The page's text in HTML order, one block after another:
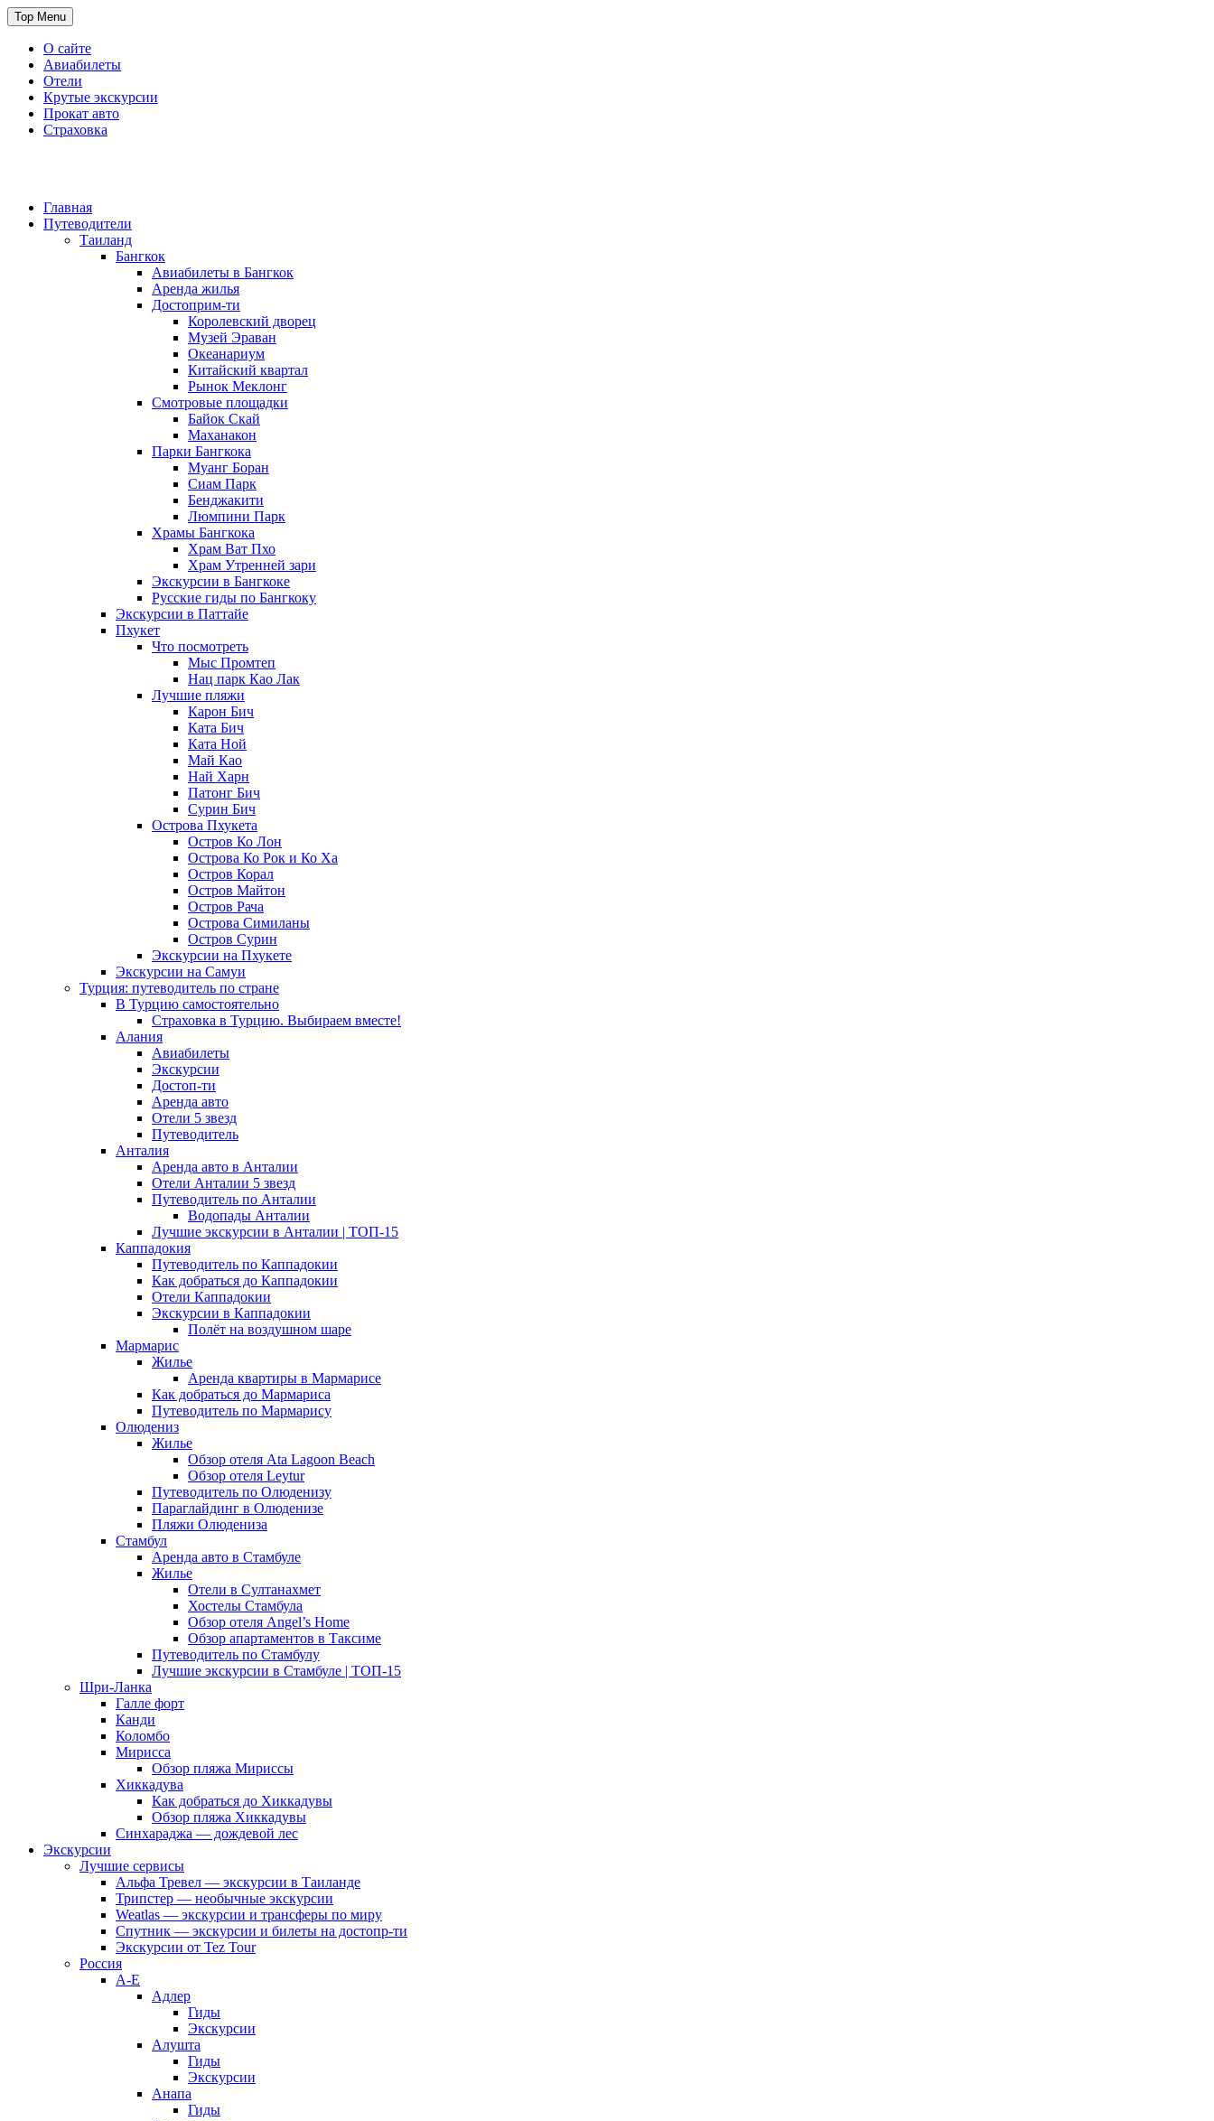
Skip
to
content
Top Menu
О сайте
Авиабилеты
Отели
Крутые экскурсии
Прокат авто
Страховка
Главная
Путеводители
Таиланд
Бангкок
Авиабилеты в Бангкок
Аренда жилья
Достоприм-ти
Королевский дворец
Музей Эраван
Океанариум
Китайский квартал
Рынок Меклонг
Смотровые площадки
Байок Скай
Маханакон
Парки Бангкока
Муанг Боран
Сиам Парк
Бенджакити
Люмпини Парк
Храмы Бангкока
Храм Ват Пхо
Храм Утренней зари
Экскурсии в Бангкоке
Русские гиды по Бангкоку
Экскурсии в Паттайе
Пхукет
Что посмотреть
Мыс Промтеп
Нац парк Као Лак
Лучшие пляжи
Карон Бич
Ката Бич
Ката Ной
Май Као
Най Харн
Патонг Бич
Сурин Бич
Острова Пхукета
Остров Ко Лон
Острова Ко Рок и Ко Ха
Остров Корал
Остров Майтон
Остров Рача
Острова Симиланы
Остров Сурин
Экскурсии на Пхукете
Экскурсии на Самуи
Турция: путеводитель по стране
В Турцию самостоятельно
Страховка в Турцию. Выбираем вместе!
Алания
Авиабилеты
Экскурсии
Достоп-ти
Аренда авто
Отели 5 звезд
Путеводитель
Анталия
Аренда авто в Анталии
Отели Анталии 5 звезд
Путеводитель по Анталии
Водопады Анталии
Лучшие экскурсии в Анталии | ТОП-15
Каппадокия
Путеводитель по Каппадокии
Как добраться до Каппадокии
Отели Каппадокии
Экскурсии в Каппадокии
Полёт на воздушном шаре
Мармарис
Жилье
Аренда квартиры в Мармарисе
Как добраться до Мармариса
Путеводитель по Мармарису
Олюдениз
Жилье
Обзор отеля Ata Lagoon Beach
Обзор отеля Leytur
Путеводитель по Олюденизу
Параглайдинг в Олюденизе
Пляжи Олюдениза
Стамбул
Аренда авто в Стамбуле
Жилье
Отели в Султанахмет
Хостелы Стамбула
Обзор отеля Angel’s Home
Обзор апартаментов в Таксиме
Путеводитель по Стамбулу
Лучшие экскурсии в Стамбуле | ТОП-15
Шри-Ланка
Галле форт
Канди
Коломбо
Мирисса
Обзор пляжа Мириссы
Хиккадува
Как добраться до Хиккадувы
Обзор пляжа Хиккадувы
Синхараджа — дождевой лес
Экскурсии
Лучшие сервисы
Альфа Тревел — экскурсии в Таиланде
Трипстер — необычные экскурсии
Weatlas — экскурсии и трансферы по миру
Спутник — экскурсии и билеты на достопр-ти
Экскурсии от Tez Tour
Россия
А-Е
Адлер
Гиды
Экскурсии
Алушта
Гиды
Экскурсии
Анапа
Гиды